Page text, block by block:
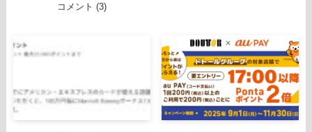
コメント (3)